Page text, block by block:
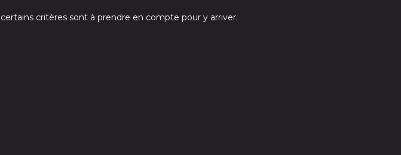
critères sont à prendre en compte pour y arriver.